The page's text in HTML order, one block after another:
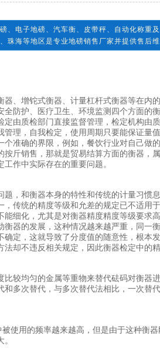
、电子地磅、汽车衡、皮带秤、自动化称重
珠海等地区是专业地磅销售厂家并提供售后维
增铊式衡器、计量杠杆式衡器等在内
防护、医疗卫生、环境监测四个方面的
由质检部门直接监督管理，检定机构由
理，自我检定，使用周期只要能保证量
准确的界限，例如，餐饮行业对自己做
斤销售，那就是贸易结算方面的衡器，
作中实际存在的重要问题。
和衡器本身的特性和传统的计量习惯
传统的精度等级和允差的规定已不适用
细化，尤其是对衡器精度精度等级要求
器的发展，这种情况越来越严重，同一
确定，这就导致了分度值的随意性，根
却不违反相关规定，因此衡器检定中的
均匀的金属等重物来替代砝码对衡器
多次替代，与多次替代法相比，一次替
用的频率越来越高，但是由于这种衡